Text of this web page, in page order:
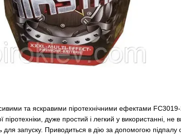
та яскравими піротехнічними ефектами
піротехніки, дуже простий і легкий у використанні, не
для запуску. Приводиться в дію за допомогою підпалу